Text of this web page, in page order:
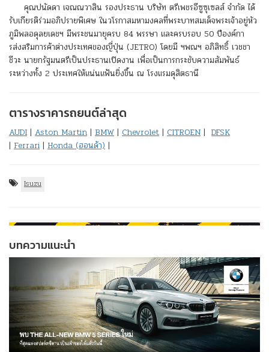
คุณปนัดดา เจณณวาสิน รองประธาน บริษัท ตรีเพชรอีซูซุเซลส์ จำกัด ได้
รับเกียรติร่วมอภิปรายพิเศษ ในวโรกาสมหามงคลที่พระบาทสมเด็จพระเจ้าอยู่หัว
ภูมิพลอดุลยเดชฯ มีพระชนมายุครบ 84 พรรษา และครบรอบ 50 ปีองค์กา
รส่งสริมการค้าต่างประเทศของญี่ปุ่น (JETRO) โดยมี ฯพณฯ อภิสิทธิ์ เวชชา
ชีวะ นายกรัฐมนตรีเป็นประธานเปิดงาน เพื่อเป็นการกระชับความสัมพันธ์
ระหว่างทั้ง 2 ประเทศให้แน่นแฟ้นยิ่งขึ้น ณ โรงแรมดุสิตธานี
ตารางราคารถยนต์ล่าสุด
AUDI | Aston Martin | BMW | Chevrolet | CITROEN | DFSK
| Ferrari | Honda (ฮอนด้า) |
Isuzu
บทความแนะนำ